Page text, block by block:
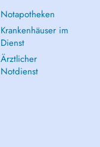
Notapotheken
Krankenhäuser im
Dienst
Ärztlicher
Notdienst